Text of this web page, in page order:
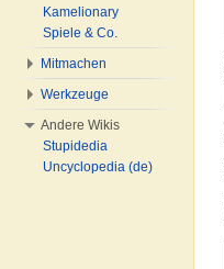
Kamelionary
Spiele & Co.
Mitmachen
Werkzeuge
Andere Wikis
Stupidedia
Uncyclopedia (de)